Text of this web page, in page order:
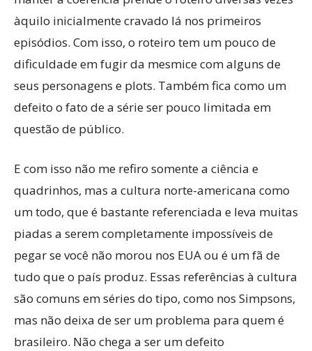
àquilo inicialmente cravado lá nos primeiros
episódios. Com isso, o roteiro tem um pouco de
dificuldade em fugir da mesmice com alguns de
seus personagens e plots. Também fica como um
defeito o fato de a série ser pouco limitada em
questão de público.
E com isso não me refiro somente a ciência e
quadrinhos, mas a cultura norte-americana como
um todo, que é bastante referenciada e leva muitas
piadas a serem completamente impossíveis de
pegar se você não morou nos EUA ou é um fã de
tudo que o país produz. Essas referências à cultura
são comuns em séries do tipo, como nos Simpsons,
mas não deixa de ser um problema para quem é
brasileiro. Não chega a ser um defeito